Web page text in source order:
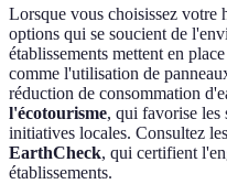
Lorsque vous choisissez votre
options qui se soucient de
établissements mettent en
comme l'utilisation de
réduction de consommation
l'écotourisme, qui favorise les
initiatives locales. Consultez
EarthCheck, qui certifient
établissements.